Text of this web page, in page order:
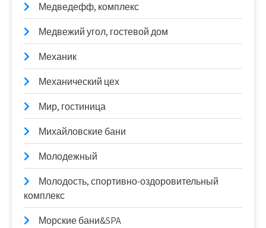
Медведефф, комплекс
Медвежий угол, гостевой дом
Механик
Механический цех
Мир, гостиница
Михайловские бани
Молодежный
Молодость, спортивно-оздоровительный
комплекс
Морские бани&SPA